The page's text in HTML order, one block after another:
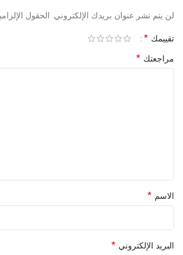
لن يتم نشر عنوان بريدك الإلكتروني. الحقول
تقييمك *
مراجعتك *
الاسم *
البريد الإلكتروني *